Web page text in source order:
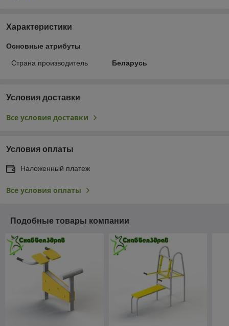
Характеристики
Основные атрибуты
Страна производитель Беларусь
Условия доставки
Все условия доставки
Условия оплаты
Наложенный платеж
Все условия оплаты
Подобные товары компании